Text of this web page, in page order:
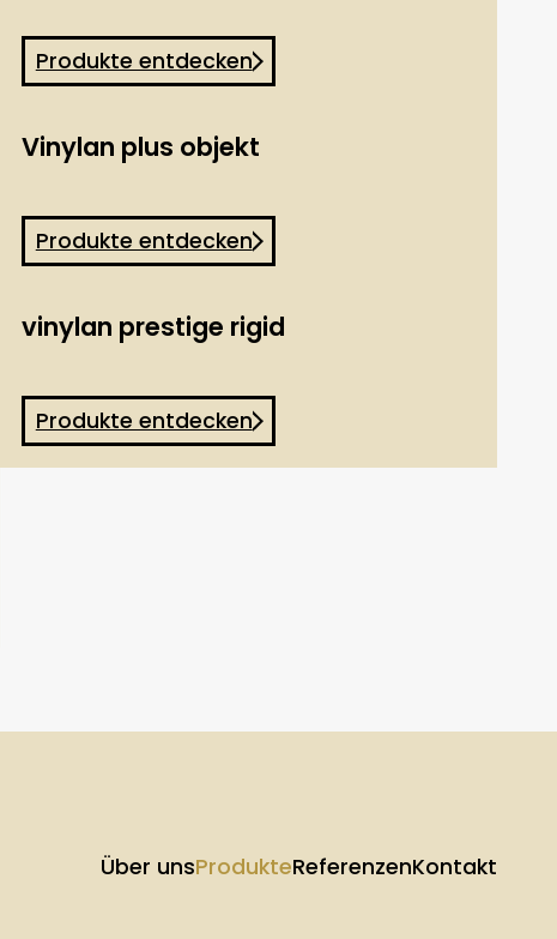
Produkte entdecken
Vinylan plus objekt
Produkte entdecken
vinylan prestige rigid
Produkte entdecken
Über unsProdukteReferenzenKontakt